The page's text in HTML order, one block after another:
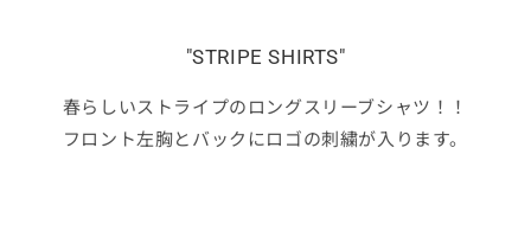
"STRIPE SHIRTS"
春らしいストライプのロングスリーブシャツ！！
フロント左胸とバックにロゴの刺繍が入ります。